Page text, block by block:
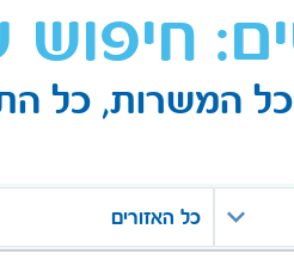
חיפוש
כל המשרות, כל
כל האזורים